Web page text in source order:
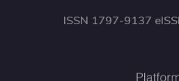
ISSN 1797-9137